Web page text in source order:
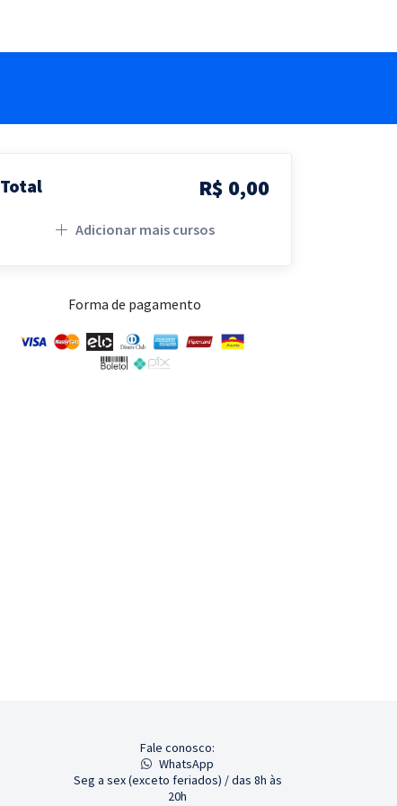
Total R$ 0,00
Adicionar mais cursos
Forma de pagamento
Fale conosco:
WhatsApp
Seg a sex (exceto feriados) / das 8h às
20h